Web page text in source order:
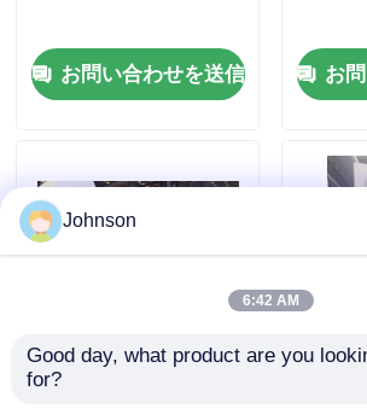
品質管理
私達に連絡しなさい
ニュース
お問い合わせを送信 お
ジャンボボットン印刷
Johnson
6:42 AM
Good day, what product are you
for?